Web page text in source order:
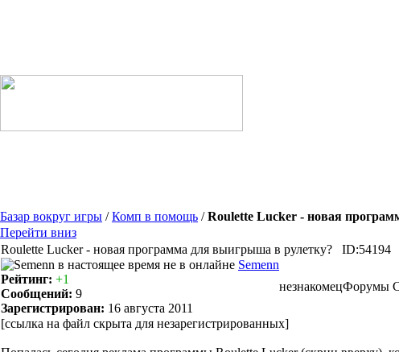
Базар вокруг игры /Комп в помощь /Roulette Lucker - новая
Перейти вниз
Roulette Lucker - новая программа для выигрыша в рулетку?
ID:54194
Semenn
Рейтинг: +1
Сообщений: 9
Зарегистрирован: 16 августа 2011
незнакомецФорумы
[ссылка на файл скрыта для незарегистрированных]